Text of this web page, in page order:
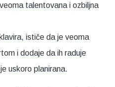
talentovana i ozbiljna
ističe da je veoma
i dodaje da ih raduje
uskoro planirana.